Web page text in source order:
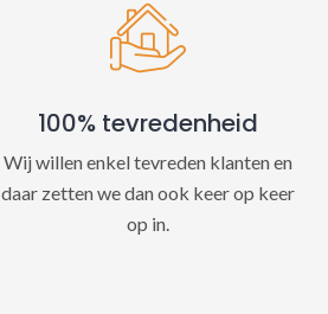
100% tevredenheid
Wij willen enkel tevreden klanten en
daar zetten we dan ook keer op keer
op in.